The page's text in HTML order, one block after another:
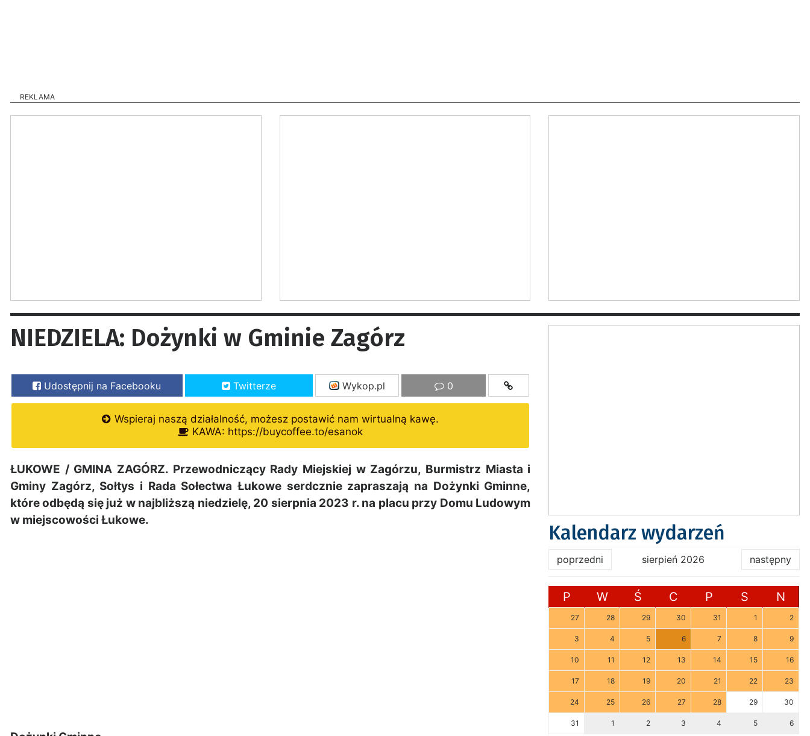
REKLAMA
NIEDZIELA: Dożynki w Gminie Zagórz
Udostępnij na Facebooku Twitterze Wykop.pl 0
Wspieraj naszą działalność, możesz postawić nam wirtualną kawę.
KAWA: https://buycoffee.to/esanok
ŁUKOWE / GMINA ZAGÓRZ. Przewodniczący Rady Miejskiej w Zagórzu, Burmistrz Miasta i
Gminy Zagórz, Sołtys i Rada Sołectwa Łukowe serdcznie zapraszają na Dożynki Gminne,
które odbędą się już w najbliższą niedzielę, 20 sierpnia 2023 r. na placu przy Domu Ludowym
w miejscowości Łukowe.
Kalendarz wydarzeń
poprzedni sierpień 2026 następny
P W Ś C P S N
27 28 29 30 31 1 2
3 4 5 6 7 8 9
10 11 12 13 14 15 16
17 18 19 20 21 22 23
24 25 26 27 28 29 30
31 1 2 3 4 5 6